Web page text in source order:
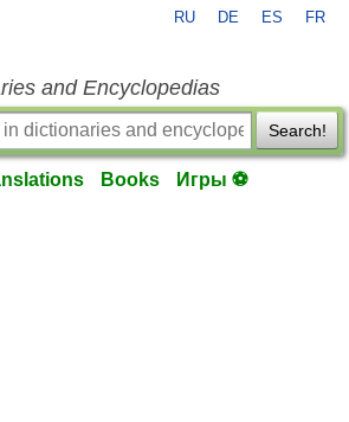
RU DE ES FR
and Encyclopedias
Search!
Books Игры ⚽